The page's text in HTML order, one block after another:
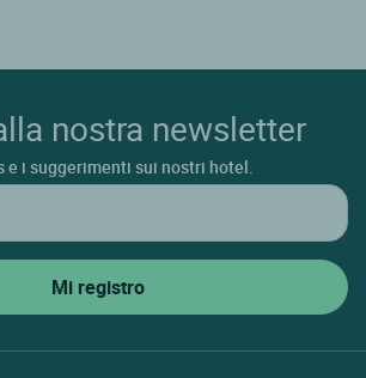
nostra newsletter
e i suggerimenti sui nostri hotel.